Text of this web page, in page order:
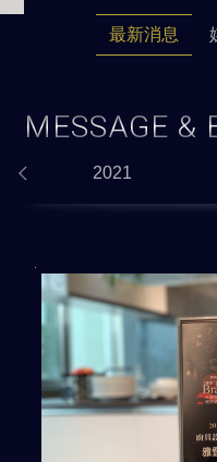
最新消息
MESSAGE &
2021